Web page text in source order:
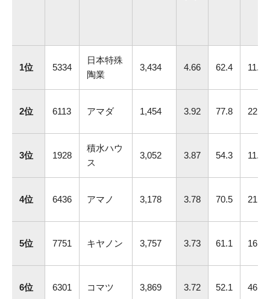
1位 5334
日本特殊
陶業
3,434 4.66 62.4 11.6
2位 6113 アマダ 1,454 3.92 77.8 22.5
3位 1928
積水ハウ
ス
3,052 3.87 54.3 11.8
4位 6436 アマノ 3,178 3.78 70.5 21.8
5位 7751 キヤノン 3,757 3.73 61.1 16.4
6位 6301 コマツ 3,869 3.72 52.1 46.8